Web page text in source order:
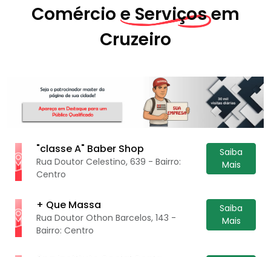
Comércio e Serviços em
Cruzeiro
"classe A" Baber Shop
Rua Doutor Celestino, 639 - Bairro:
Centro
Saiba
Mais
+ Que Massa
Rua Doutor Othon Barcelos, 143 -
Bairro: Centro
Saiba
Mais